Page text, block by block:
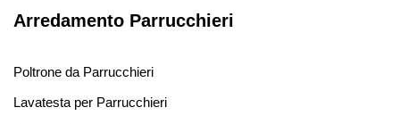
Arredamento Parrucchieri
Poltrone da Parrucchieri
Lavatesta per Parrucchieri